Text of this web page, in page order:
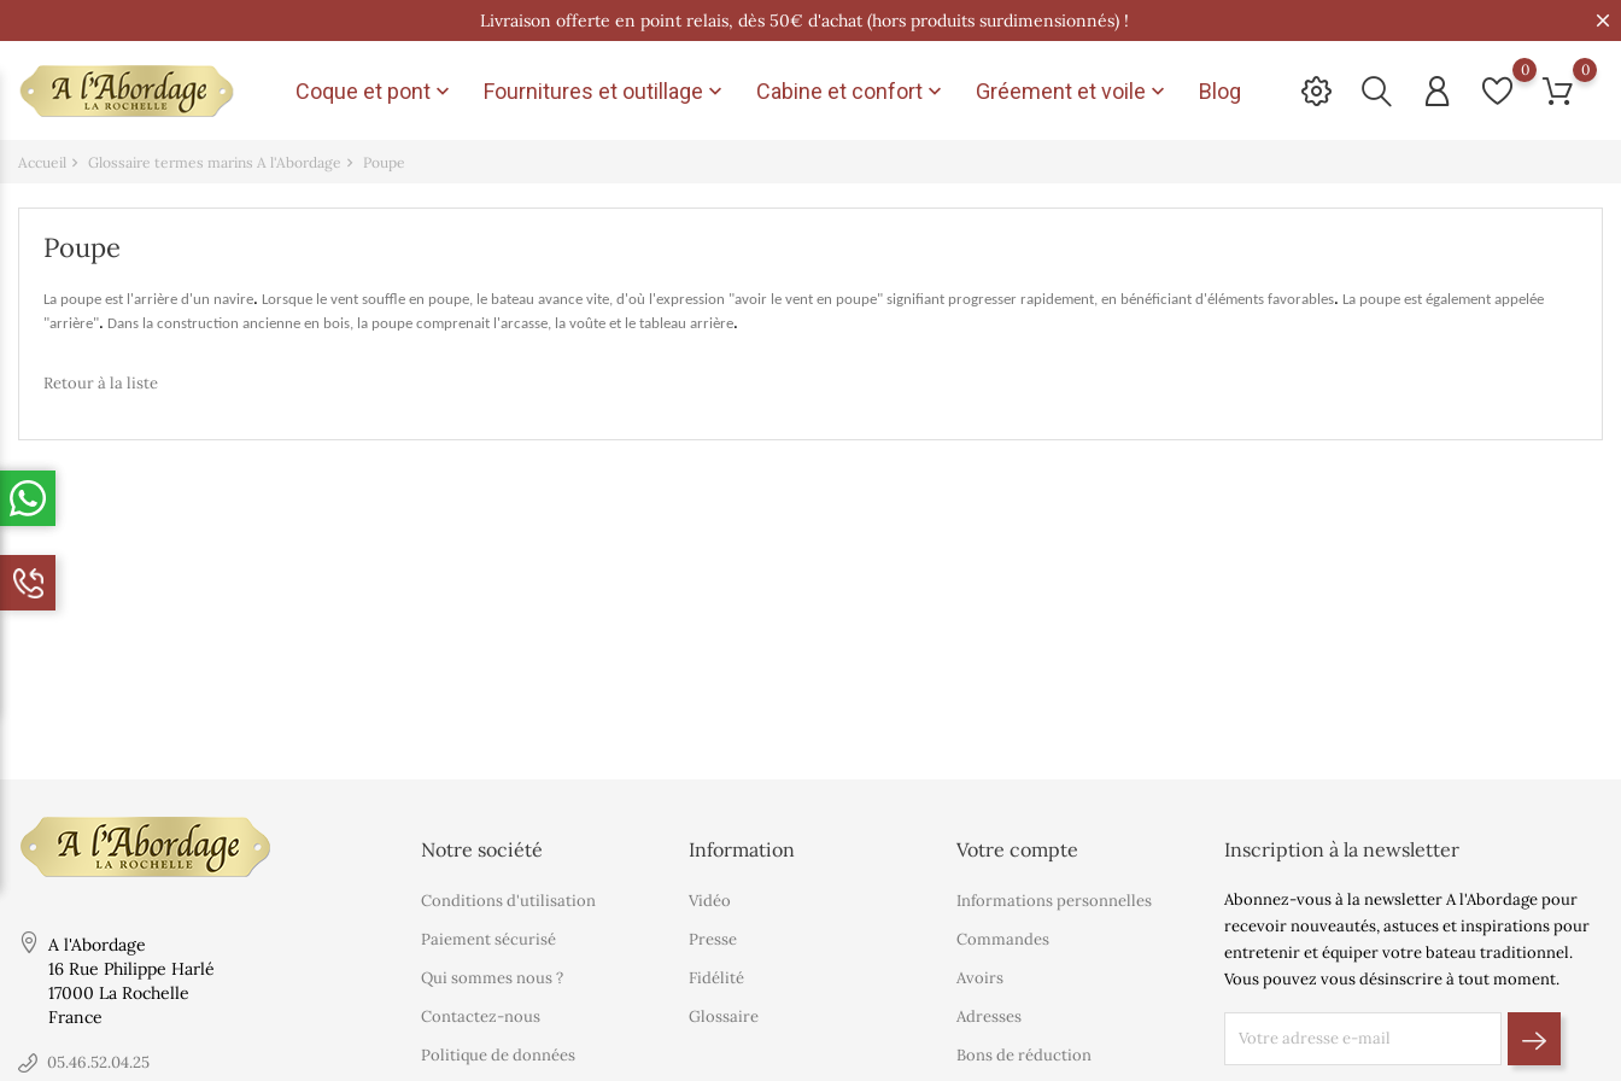
Livraison offerte en point relais, dès 50€ d'achat (hors produits surdimensionnés) !
Coque et pont  Fournitures et outillage  Cabine et confort  Gréement et voile  Blog
0 0
Accueil Glossaire termes marins A l'Abordage Poupe
Poupe
La poupe est l'arrière d'un navire. Lorsque le vent souffle en poupe, le bateau avance vite, d'où l'expression "avoir le vent en poupe" signifiant progresser rapidement, en bénéficiant d'éléments favorables. La poupe est également appelée
"arrière". Dans la construction ancienne en bois, la poupe comprenait l'arcasse, la voûte et le tableau arrière.
Retour à la liste
A l'Abordage
16 Rue Philippe Harlé
17000 La Rochelle
France
05.46.52.04.25
Notre société
Conditions d'utilisation
Paiement sécurisé
Qui sommes nous ?
Contactez-nous
Politique de données
Information
Vidéo
Presse
Fidélité
Glossaire
Votre compte
Informations personnelles
Commandes
Avoirs
Adresses
Bons de réduction
Inscription à la newsletter
Abonnez-vous à la newsletter A l'Abordage pour
recevoir nouveautés, astuces et inspirations pour
entretenir et équiper votre bateau traditionnel.
Vous pouvez vous désinscrire à tout moment.